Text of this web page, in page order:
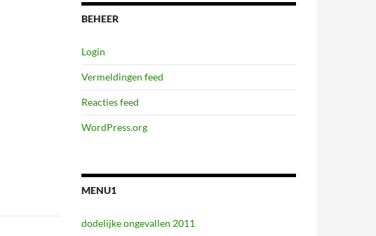
BEHEER
Login
Vermeldingen feed
Reacties feed
WordPress.org
MENU1
dodelijke ongevallen 2011